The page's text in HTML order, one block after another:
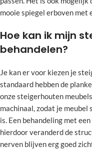
mooie spiegel erboven
Hoe kan ik mijn
behandelen?
Je kan er voor kiezen je
standaard hebben de
onze steigerhouten
machinaal, zodat je
is. Een behandeling met
hierdoor veranderd de
nerven blijven erg goed